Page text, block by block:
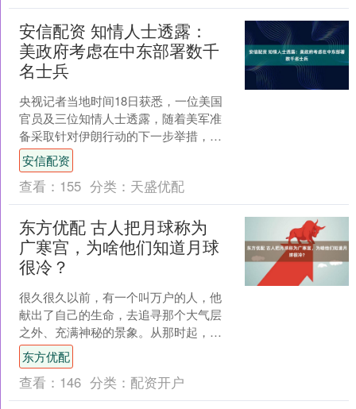
安信配资 知情人士透露：
美政府考虑在中东部署数千
名士兵
央视记者当地时间18日获悉，一位美国
官员及三位知情人士透露，随着美军准
备采取针对伊朗行动的下一步举措，特
朗普政府正考虑部署数千名美军士兵，
以加强其在中东地区的军....
安信配资
查看： 155 分类： 天盛优配
东方优配 古人把月球称为
广寒宫，为啥他们知道月球
很冷？
很久很久以前，有一个叫万户的人，他
献出了自己的生命，去追寻那个大气层
之外、充满神秘的景象。从那时起，我
们中国人对于宇宙探索的热情便始终未
曾褪色。虽然我们明白，宇....
东方优配
查看： 146 分类： 配资开户